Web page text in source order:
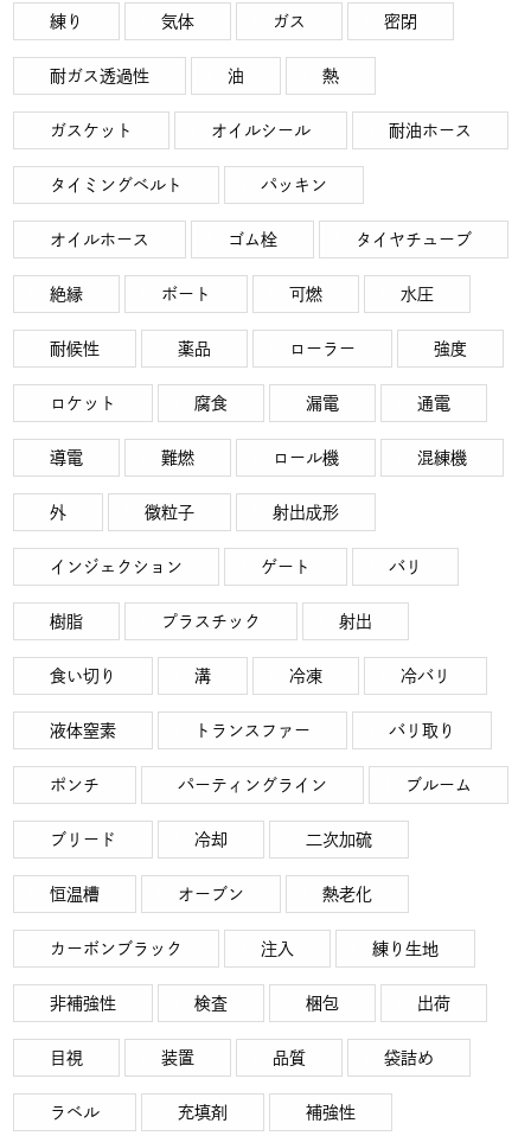
練り 気体 ガス 密閉
耐ガス透過性 油 熱
ガスケット オイルシール 耐油ホース
タイミングベルト パッキン
オイルホース ゴム栓 タイヤチューブ
絶縁 ボート 可燃 水圧
耐候性 薬品 ローラー 強度
ロケット 腐食 漏電 通電
導電 難燃 ロール機 混練機
外 微粒子 射出成形
インジェクション ゲート バリ
樹脂 プラスチック 射出
食い切り 溝 冷凍 冷バリ
液体窒素 トランスファー バリ取り
ポンチ パーティングライン ブルーム
ブリード 冷却 二次加硫
恒温槽 オーブン 熱老化
カーボンブラック 注入 練り生地
非補強性 検査 梱包 出荷
目視 装置 品質 袋詰め
ラベル 充填剤 補強性